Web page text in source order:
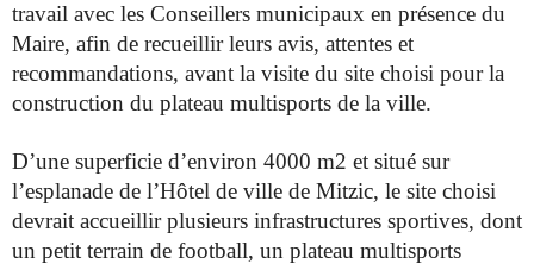
travail avec les Conseillers municipaux en présence du
Maire, afin de recueillir leurs avis, attentes et
recommandations, avant la visite du site choisi pour la
construction du plateau multisports de la ville.
D’une superficie d’environ 4000 m2 et situé sur
l’esplanade de l’Hôtel de ville de Mitzic, le site choisi
devrait accueillir plusieurs infrastructures sportives, dont
un petit terrain de football, un plateau multisports